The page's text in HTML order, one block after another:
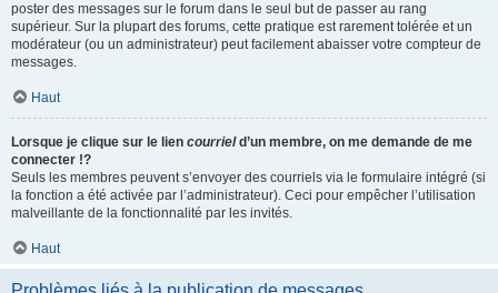
poster des messages sur le forum dans le seul but de passer au rang
supérieur. Sur la plupart des forums, cette pratique est rarement tolérée et un
modérateur (ou un administrateur) peut facilement abaisser votre compteur de
messages.
Haut
Lorsque je clique sur le lien courrield’un membre, on me demande de me
connecter !?
Seuls les membres peuvent s’envoyer des courriels via le formulaire intégré (si
la fonction a été activée par l’administrateur). Ceci pour empêcher l’utilisation
malveillante de la fonctionnalité par les invités.
Haut